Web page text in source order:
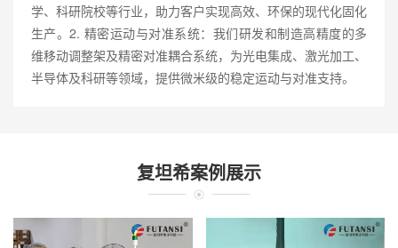
学、科研院校等行业，助力客户实现高效、环保的现代化固化
生产。2. 精密运动与对准系统：我们研发和制造高精度的多
维移动调整架及精密对准耦合系统，为光电集成、激光加工、
半导体及科研等领域，提供微米级的稳定运动与对准支持。
复坦希案例展示